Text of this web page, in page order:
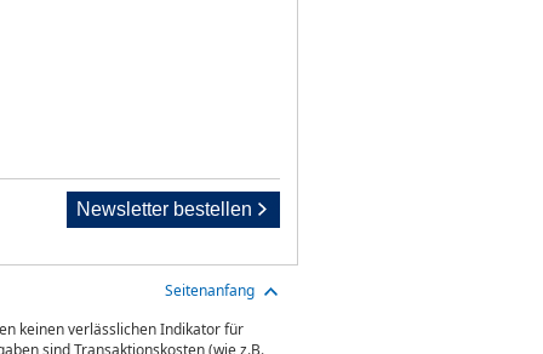
Newsletter bestellen
Seitenanfang
keinen verlässlichen Indikator für
sind Transaktionskosten (wie z.B.